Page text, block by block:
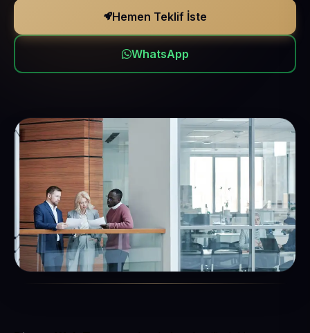
Hemen Teklif İste
WhatsApp